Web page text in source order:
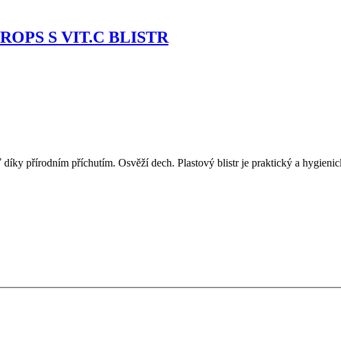
S VIT.C BLISTR
přírodním příchutím. Osvěží dech. Plastový blistr je praktický a